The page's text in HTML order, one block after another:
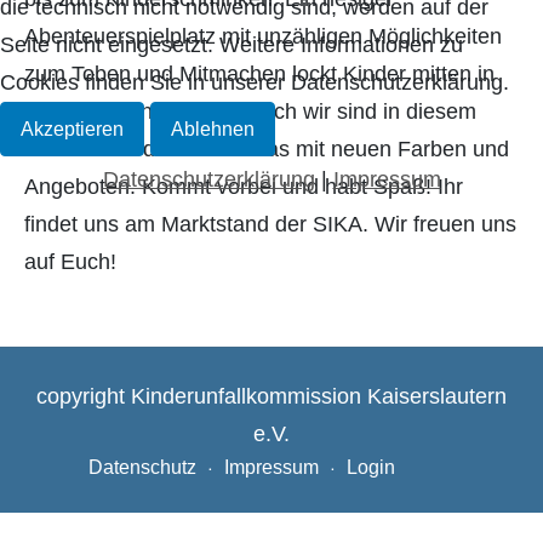
Abenteuerspielplatz mit unzähligen Möglichkeiten
zum Toben und Mitmachen lockt Kinder mitten in
die Lautrer Innenstadt. Auch wir sind in diesem
Jahr wieder dabei. Und das mit neuen Farben und
Angeboten. Kommt vorbei und habt Spaß! Ihr
findet uns am Marktstand der SIKA. Wir freuen uns
auf Euch!
copyright Kinderunfallkommission Kaiserslautern
e.V.
Datenschutz Impressum Login
die technisch nicht notwendig sind, werden auf der
Seite nicht eingesetzt. Weitere Informationen zu
Cookies finden Sie in unserer Datenschutzerklärung.
Akzeptieren Ablehnen
Datenschutzerklärung|Impressum